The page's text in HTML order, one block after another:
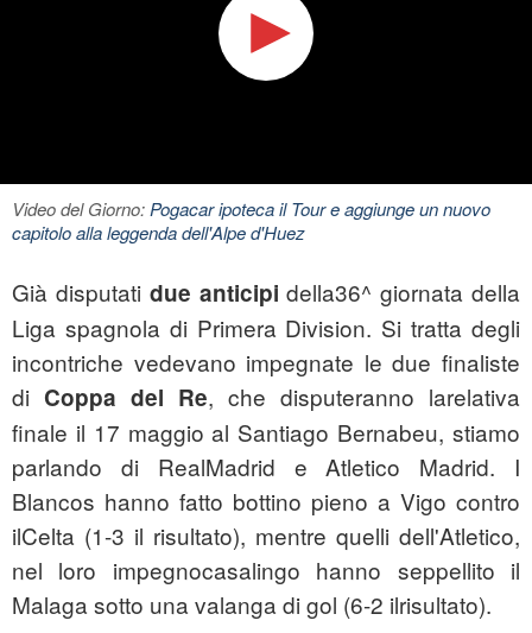
Video del Giorno: Pogacar ipoteca il Tour e aggiunge un nuovo
capitolo alla leggenda dell'Alpe d'Huez
Già disputati due anticipi della36^ giornata della
Liga spagnola di Primera Division. Si tratta degli
incontriche vedevano impegnate le due finaliste
di Coppa del Re, che disputeranno larelativa
finale il 17 maggio al Santiago Bernabeu, stiamo
parlando di RealMadrid e Atletico Madrid. I
Blancos hanno fatto bottino pieno a Vigo contro
ilCelta (1-3 il risultato), mentre quelli dell'Atletico,
nel loro impegnocasalingo hanno seppellito il
Malaga sotto una valanga di gol (6-2 ilrisultato).